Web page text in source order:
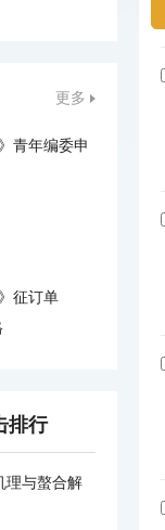
更多
青年编委申
征订单
排行
理与螯合解